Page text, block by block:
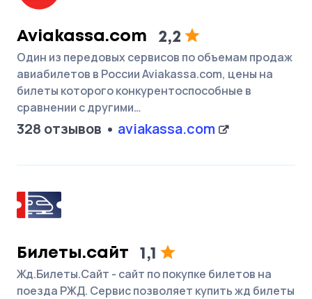
Aviakassa.com 2,2
Один из передовых сервисов по объемам продаж
авиабилетов в России Aviakassa.com, цены на
билеты которого конкурентоспособные в
сравнении с другими…
328 отзывов aviakassa.com
Билеты.сайт 1,1
Жд.Билеты.Сайт - сайт по покупке билетов на
поезда РЖД. Сервис позволяет купить жд билеты